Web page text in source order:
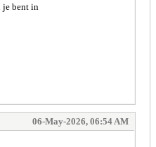
je bent in
06-May-2026, 06:54 AM